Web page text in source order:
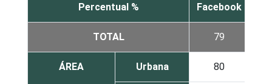
Percentual % Facebook
TOTAL 79
ÁREA Urbana 80